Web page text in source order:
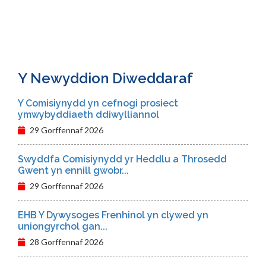
Y Newyddion Diweddaraf
Y Comisiynydd yn cefnogi prosiect
ymwybyddiaeth ddiwylliannol
29 Gorffennaf 2026
Swyddfa Comisiynydd yr Heddlu a Throsedd
Gwent yn ennill gwobr...
29 Gorffennaf 2026
EHB Y Dywysoges Frenhinol yn clywed yn
uniongyrchol gan...
28 Gorffennaf 2026